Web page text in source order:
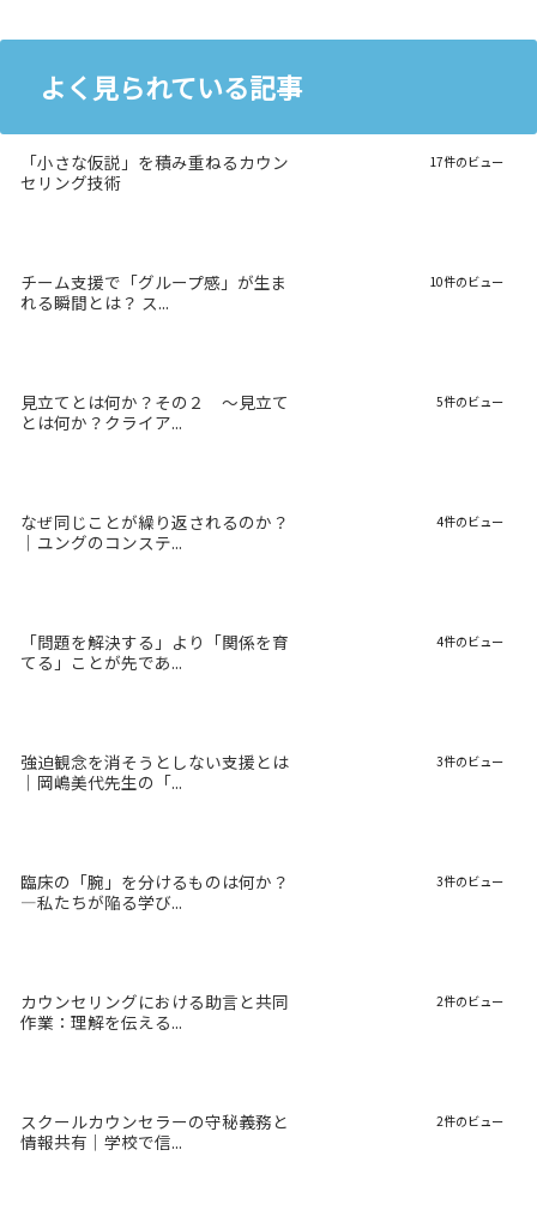
よく見られている記事
「小さな仮説」を積み重ねるカウン
セリング技術
17件のビュー
チーム支援で「グループ感」が生ま
れる瞬間とは？ ス...
10件のビュー
見立てとは何か？その２ 〜見立て
とは何か？クライア...
5件のビュー
なぜ同じことが繰り返されるのか？
｜ユングのコンステ...
4件のビュー
「問題を解決する」より「関係を育
てる」ことが先であ...
4件のビュー
強迫観念を消そうとしない支援とは
｜岡嶋美代先生の「...
3件のビュー
臨床の「腕」を分けるものは何か？
―私たちが陥る学び...
3件のビュー
カウンセリングにおける助言と共同
作業：理解を伝える...
2件のビュー
スクールカウンセラーの守秘義務と
情報共有｜学校で信...
2件のビュー